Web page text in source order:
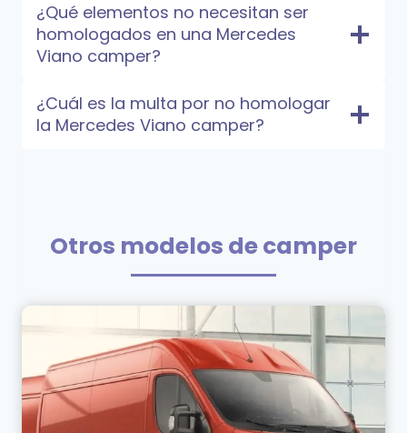
¿Qué elementos no necesitan ser
homologados en una Mercedes
Viano camper?
¿Cuál es la multa por no homologar
la Mercedes Viano camper?
Otros modelos de camper